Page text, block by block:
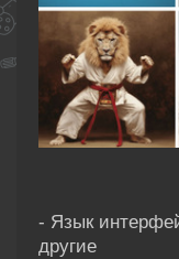
- Язык
другие